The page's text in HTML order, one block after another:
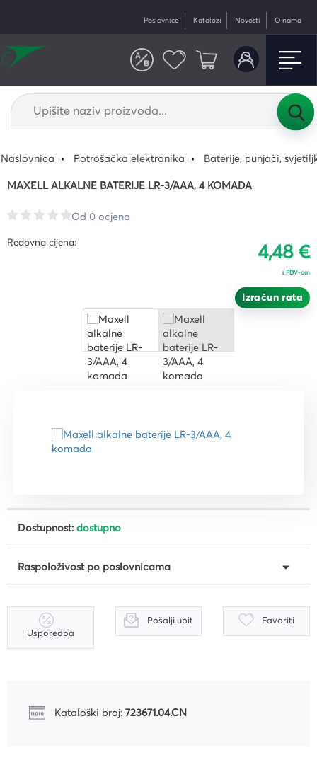
Poslovnice Katalozi Novosti O nama
Naslovnica Potrošačka elektronika Baterije, punjači,
MAXELL ALKALNE BATERIJE LR-3/AAA, 4 KOMADA
Od 0 ocjena
Redovna cijena:
4,48 €
s PDV-om
Izračun rata
Dostupnost: dostupno
Raspoloživost po poslovnicama
Usporedba
Pošalji upit Favoriti
Kataloški broj: 723671.04.CN